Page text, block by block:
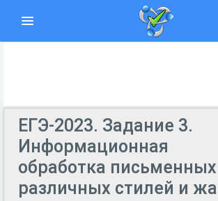
ЕГЭ-2023. Задание 3.
Информационная
обработка письменных
различных стилей и